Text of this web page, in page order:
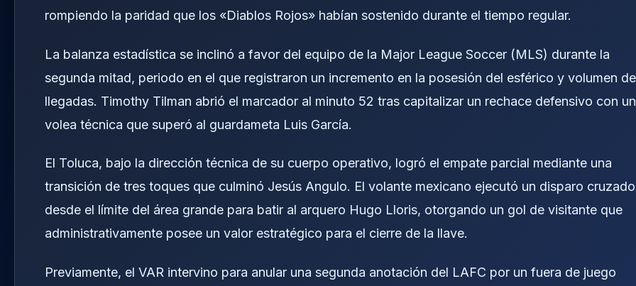
rompiendo la paridad que los «Diablos Rojos» habían sostenido durante el tiempo regular.
La balanza estadística se inclinó a favor del equipo de la Major League Soccer (MLS) durante la
segunda mitad, periodo en el que registraron un incremento en la posesión del esférico y volumen de
llegadas. Timothy Tilman abrió el marcador al minuto 52 tras capitalizar un rechace defensivo con
volea técnica que superó al guardameta Luis García.
El Toluca, bajo la dirección técnica de su cuerpo operativo, logró el empate parcial mediante una
transición de tres toques que culminó Jesús Angulo. El volante mexicano ejecutó un disparo cruzado
desde el límite del área grande para batir al arquero Hugo Lloris, otorgando un gol de visitante que
administrativamente posee un valor estratégico para el cierre de la llave.
Previamente, el VAR intervino para anular una segunda anotación del LAFC por un fuera de juego